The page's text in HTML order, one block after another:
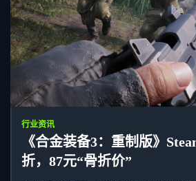
行业资讯
《合金装备3：重制版》
折，87元“骨折价”